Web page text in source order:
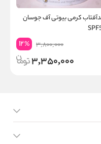
کرمی بیوتی آف جوسان
3,800,000
12%
3,350,000